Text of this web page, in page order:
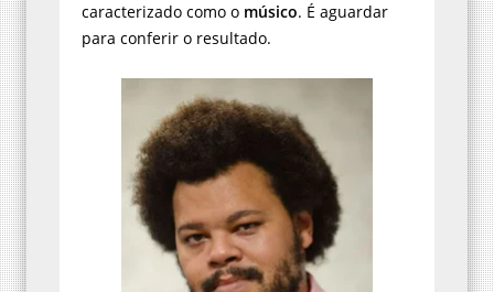
caracterizado como o músico. É aguardar
para conferir o resultado.